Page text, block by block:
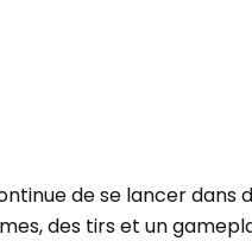
de se lancer dans
des tirs et un